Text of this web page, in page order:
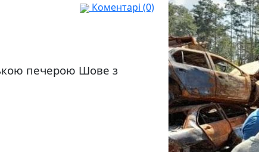
Коментарі (0)
печерою Шове з